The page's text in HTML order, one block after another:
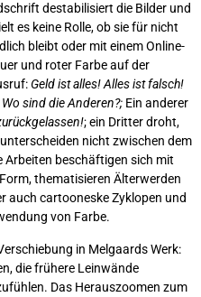
destabilisiert die Bilder und
es keine Rolle, ob sie für nicht
bleibt oder mit einem Online-
und roter Farbe auf der
Geld ist alles! Alles ist falsch!
sind die Anderen?; Ein anderer
; ein Dritter droht,
unterscheiden nicht zwischen dem
Arbeiten beschäftigen sich mit
thematisieren Älterwerden
auch cartooneske Zyklopen und
von Farbe.
in Melgaards Werk:
die frühere Leinwände
Das Herauszoomen zum